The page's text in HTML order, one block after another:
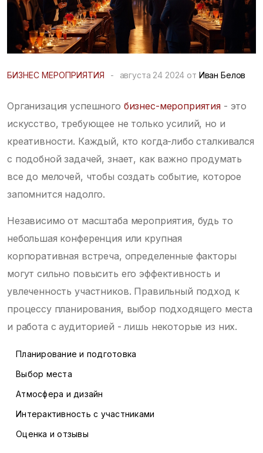
БИЗНЕС МЕРОПРИЯТИЯ - августа 24 2024 от Иван Белов
Организация успешного бизнес-мероприятия - это
искусство, требующее не только усилий, но и
креативности. Каждый, кто когда-либо сталкивался
с подобной задачей, знает, как важно продумать
все до мелочей, чтобы создать событие, которое
запомнится надолго.
Независимо от масштаба мероприятия, будь то
небольшая конференция или крупная
корпоративная встреча, определенные факторы
могут сильно повысить его эффективность и
увлеченность участников. Правильный подход к
процессу планирования, выбор подходящего места
и работа с аудиторией - лишь некоторые из них.
Планирование и подготовка
Выбор места
Атмосфера и дизайн
Интерактивность с участниками
Оценка и отзывы